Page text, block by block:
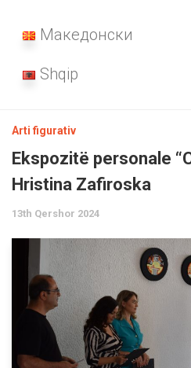
Македонски
Shqip
Arti figurativ
Ekspozitë personale
Hristina Zafiroska
13th Qershor 2024